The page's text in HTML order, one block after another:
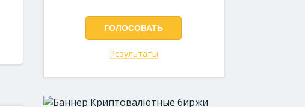
Результаты